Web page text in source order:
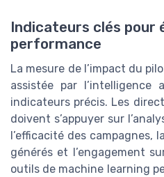
Indicateurs clés pour
performance
La mesure de l’impact du
assistée par l’intelligence
indicateurs précis. Les
doivent s’appuyer sur
l’efficacité des campagnes,
générés et l’engagement
outils de machine learning